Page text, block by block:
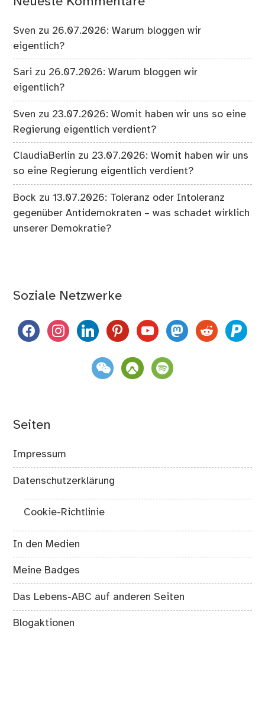
Sven zu 26.07.2026: Warum bloggen wir
eigentlich?
Sari zu 26.07.2026: Warum bloggen wir
eigentlich?
Sven zu 23.07.2026: Womit haben wir uns so eine
Regierung eigentlich verdient?
ClaudiaBerlin zu 23.07.2026: Womit haben wir uns
so eine Regierung eigentlich verdient?
Bock zu13.07.2026: Toleranz oder Intoleranz
gegenüber Antidemokraten – was schadet wirklich
unserer Demokratie?
Soziale Netzwerke
facebookinstagramlinkedinpinterestyoutubemastodon
reddit paypal
weixin komootspotify
Seiten
Impressum
Datenschutzerklärung
Cookie-Richtlinie
In den Medien
Meine Badges
Das Lebens-ABC auf anderen Seiten
Blogaktionen